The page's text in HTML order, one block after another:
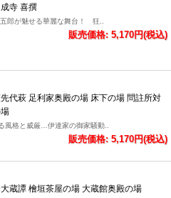
寺 喜撰
郎が魅せる華麗な舞台！ 狂..
販売価格: 5,170円(税込)
代萩 足利家奥殿の場 床下の場 問註所対
風格と威厳…伊達家の御家騒動..
販売価格: 5,170円(税込)
蔵譚 檜垣茶屋の場 大蔵館奥殿の場